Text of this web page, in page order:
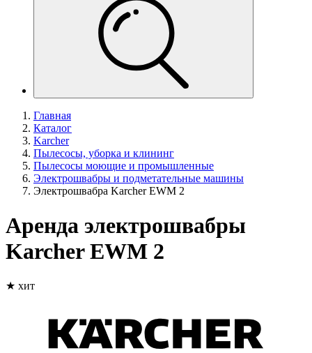
Главная
Каталог
Karcher
Пылесосы, уборка и клининг
Пылесосы моющие и промышленные
Электрошвабры и подметательные машины
Электрошвабра Karcher EWM 2
Аренда электрошвабры
Karcher EWM 2
★ хит